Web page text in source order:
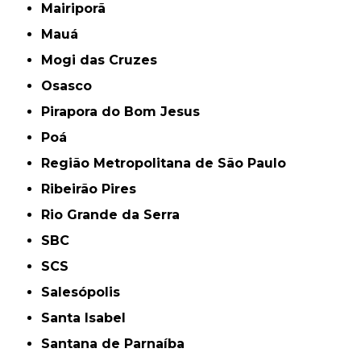
Mairiporã
Mauá
Mogi das Cruzes
Osasco
Pirapora do Bom Jesus
Poá
Região Metropolitana de São Paulo
Ribeirão Pires
Rio Grande da Serra
SBC
SCS
Salesópolis
Santa Isabel
Santana de Parnaíba